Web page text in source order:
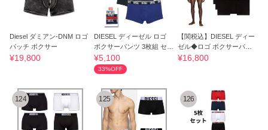
Diesel ダミアン-DNM ロゴ
パッチ ボクサー
¥19,800
DIESEL ディーゼル ロゴ
ボクサーパンツ 3枚組 セッ
ト下着
¥5,100
33%OFF
【関税込】DIESEL ディー
ゼル◆ロゴ ボクサーパン
ツ 5枚セット
¥16,800
124 125 126